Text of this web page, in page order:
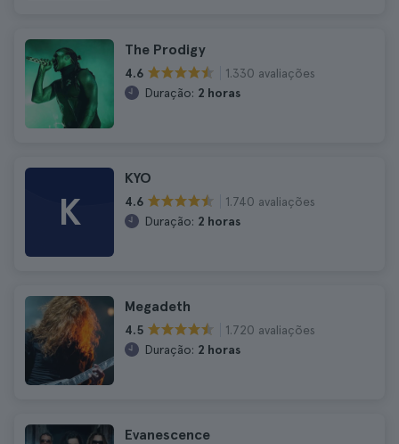
The Prodigy
4.6
1.330 avaliações
Duração: 2 horas
K
KYO
4.6
1.740 avaliações
Duração: 2 horas
Megadeth
4.5
1.720 avaliações
Duração: 2 horas
Evanescence